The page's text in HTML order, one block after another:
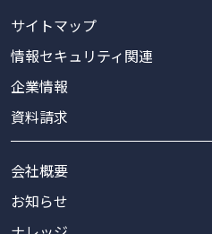
サイトマップ
情報セキュリティ関連
企業情報
資料請求
会社概要
お知らせ